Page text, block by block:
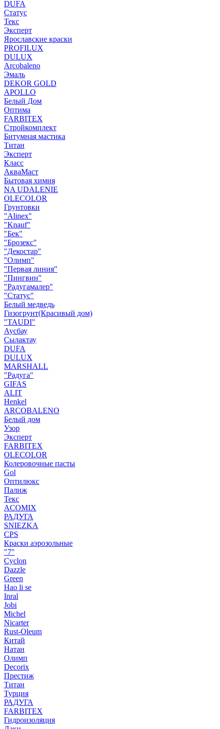
DUFA
Статус
Текс
Эксперт
Ярославские краски
PROFILUX
DULUX
Arcobaleno
Эмаль
DEKOR GOLD
APOLLO
Белый Дом
Оптима
FARBITEX
Стройкомплект
Битумная мастика
Титан
Эксперт
Класс
АкваМаст
Бытовая химия
NA UDALENIE
OLECOLOR
Грунтовки
"Alinex"
"Knauf"
"Бек"
"Брозекс"
"Декостар"
"Олимп"
"Первая линия"
"Пингвин"
"Радугамалер"
"Статус"
Белый медведь
Гизогрунт(Красивый дом)
"TAUDI"
Аусбау
Сылактау
DUFA
DULUX
MARSHALL
"Радуга"
GIFAS
ALIT
Henkel
ARCOBALENO
Белый дом
Узор
Эксперт
FARBITEX
OLECOLOR
Колеровочные пасты
Gol
Оптилюкс
Палиж
Текс
ACOMIX
РАДУГА
SNIEZKA
CPS
Краски аэрозольные
"7"
Cyclon
Dazzle
Green
Hao li se
Inral
Jobi
Michel
Nicarter
Rust-Oleum
Китай
Натан
Олимп
Decorix
Престиж
Титан
Турция
РАДУГА
FARBITEX
Гидроизоляция